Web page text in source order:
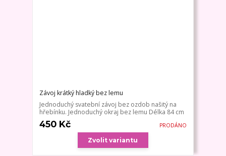
Závoj krátký hladký bez lemu
Jednoduchý svatební závoj bez ozdob našitý na
hřebínku. Jednoduchý okraj bez lemu Délka 84 cm
450 Kč PRODÁNO
Zvolit variantu